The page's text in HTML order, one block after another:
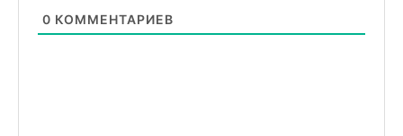
0 КОММЕНТАРИЕВ